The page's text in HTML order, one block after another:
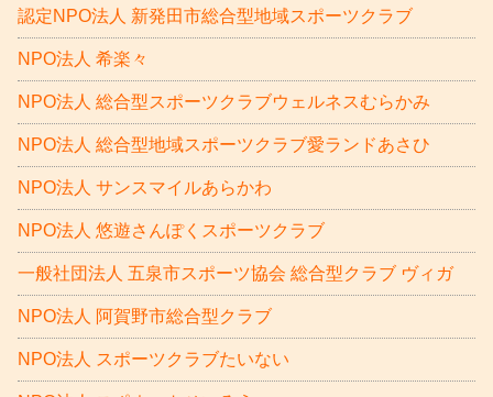
認定NPO法人 新発田市総合型地域スポーツクラブ
NPO法人 希楽々
NPO法人 総合型スポーツクラブウェルネスむらかみ
NPO法人 総合型地域スポーツクラブ愛ランドあさひ
NPO法人 サンスマイルあらかわ
NPO法人 悠遊さんぽくスポーツクラブ
一般社団法人 五泉市スポーツ協会 総合型クラブ ヴィガ
NPO法人 阿賀野市総合型クラブ
NPO法人 スポーツクラブたいない